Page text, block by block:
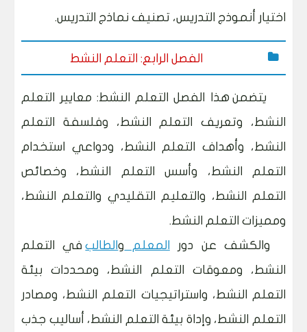
اختيار أنموذج التدريس، تصنيف نماذج التدريس.
الفصل الرابع: التعلم النشط
يتضمن هذا الفصل التعلم النشط: معايير التعلم
النشط، وتعريف التعلم النشط، وفلسفة التعلم
النشط، وأهداف التعلم النشط، ودواعي استخدام
التعلم النشط، وأسس التعلم النشط، وخصائص
التعلم النشط، والتعليم التقليدي والتعلم النشط،
ومميزات التعلم النشط.
والكشف عن دور
المعلم والطالبفي التعلم
النشط، ومعوقات التعلم النشط، ومحددات بيئة
التعلم النشط، واستراتيجيات التعلم النشط، ومصادر
التعلم النشط، وإداة بيئة التعلم النشط، أساليب جذب